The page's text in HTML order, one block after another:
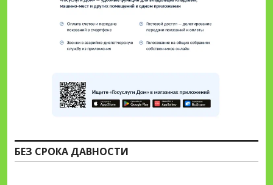
БЕЗ СРОКА ДАВНОСТИ